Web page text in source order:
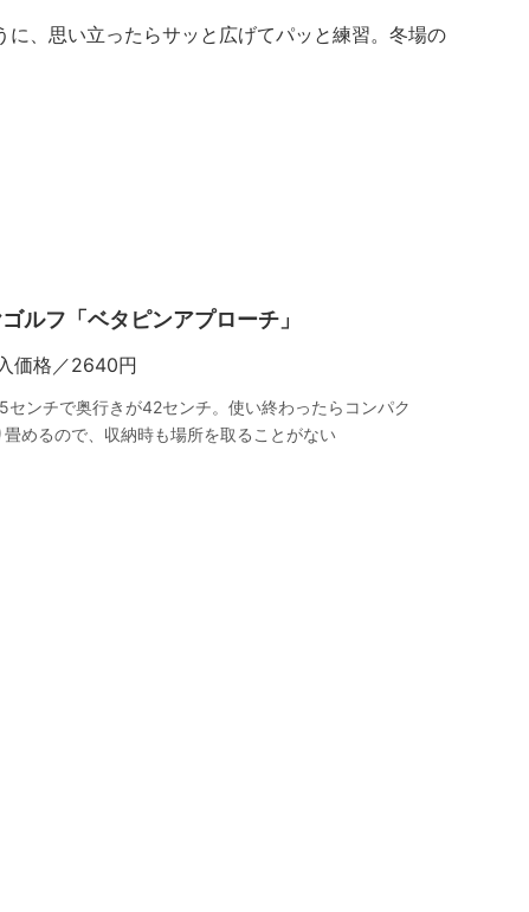
、思い立ったらサッと広げてパッと練習。冬場の
ルフ「ベタピンアプローチ」
価格／2640円
センチで奥行きが42センチ。使い終わったらコンパク
畳めるので、収納時も場所を取ることがない